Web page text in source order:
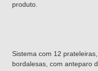
produto.
Sistema com 12
bordalesas, com anteparo